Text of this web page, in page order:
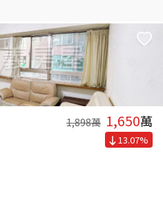
1,898萬 1,650萬
13.07%